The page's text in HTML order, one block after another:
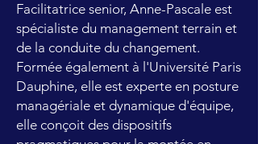
Facilitatrice senior, Anne-Pascale est
spécialiste du management terrain et
de la conduite du changement.
Formée également à l'Université Paris
Dauphine, elle est experte en posture
managériale et dynamique d'équipe,
elle conçoit des dispositifs